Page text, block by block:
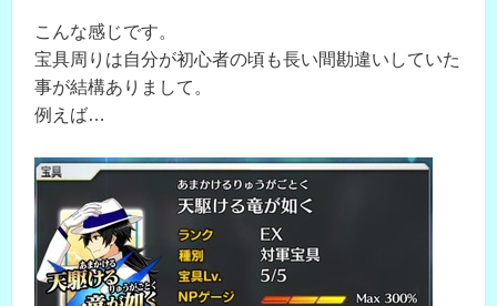
こんな感じです。
宝具周りは自分が初心者の頃も長い間勘違いしていた
事が結構ありまして。
例えば…